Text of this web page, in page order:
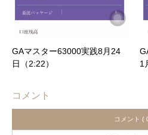
GAマスター63000実践8月24
日（2:22）
1
コメント
コメント (